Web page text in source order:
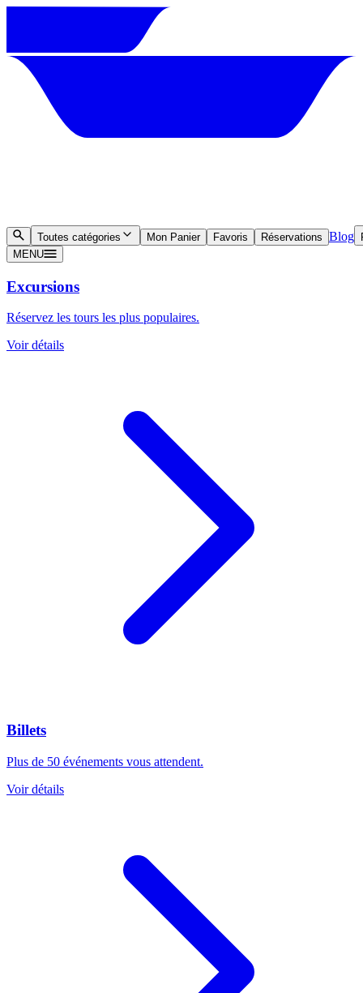
Toutes catégories Mon Panier Favoris Réservations Blog
MENU
Excursions
Réservez les tours les plus populaires.
Voir détails
Billets
Plus de 50 événements vous attendent.
Voir détails